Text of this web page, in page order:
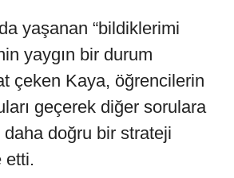
yaşanan “bildiklerimi
yaygın bir durum
çeken Kaya, öğrencilerin
geçerek diğer sorulara
doğru bir strateji
etti.